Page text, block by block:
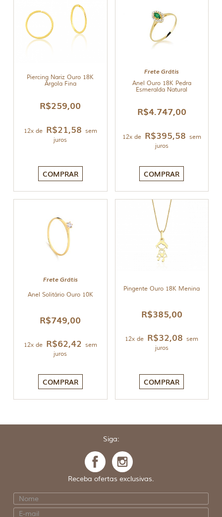
Piercing Nariz Ouro 18K
Argola Fina
R$259,00
12x de R$21,58 sem
juros
COMPRAR
Frete Grátis
Anel Ouro 18K Pedra
Esmeralda Natural
R$4.747,00
12x de R$395,58 sem
juros
COMPRAR
Frete Grátis
Anel Solitário Ouro 10K
R$749,00
12x de R$62,42 sem
juros
COMPRAR
Pingente Ouro 18K Menina
R$385,00
12x de R$32,08 sem
juros
COMPRAR
Siga:
Receba ofertas exclusivas.